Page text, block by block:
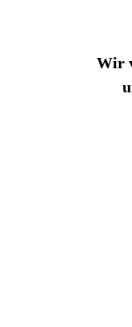
Wir